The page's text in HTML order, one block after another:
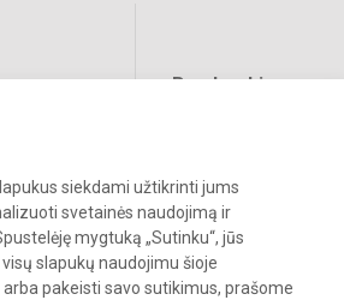
siekdami užtikrinti jums
svetainės naudojimą ir
mygtuką „Sutinku“, jūs
slapukų naudojimu šioje
pakeisti savo sutikimus, prašome
Bendraukime
mokykla. Visos teisės saugomos.